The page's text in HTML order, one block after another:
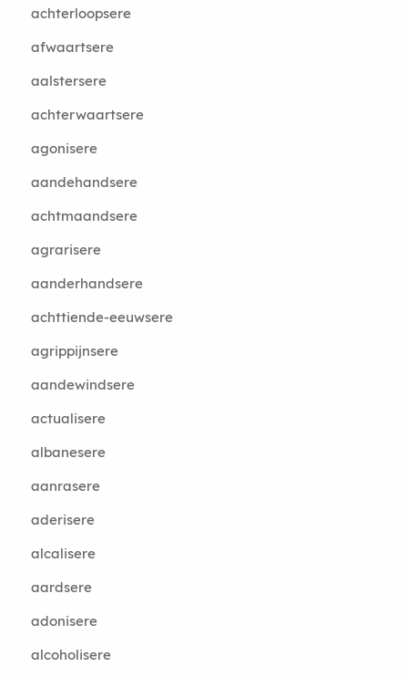
achterloopsere
afwaartsere
aalstersere
achterwaartsere
agonisere
aandehandsere
achtmaandsere
agrarisere
aanderhandsere
achttiende-eeuwsere
agrippijnsere
aandewindsere
actualisere
albanesere
aanrasere
aderisere
alcalisere
aardsere
adonisere
alcoholisere